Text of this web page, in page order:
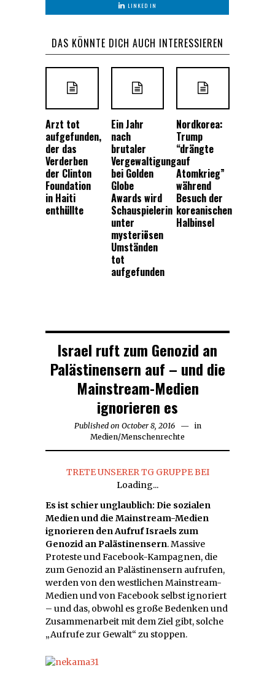
LINKED IN
DAS KÖNNTE DICH AUCH INTERESSIEREN
Arzt tot
aufgefunden,
der das
Verderben
der Clinton
Foundation
in Haiti
enthüllte
Ein Jahr
nach
brutaler
Vergewaltigung
bei Golden
Globe
Awards wird
Schauspielerin
unter
mysteriösen
Umständen
tot
aufgefunden
Nordkorea:
Trump
“drängte
auf
Atomkrieg”
während
Besuch der
koreanischen
Halbinsel
Israel ruft zum Genozid an
Palästinensern auf – und die
Mainstream-Medien
ignorieren es
Published on October 8, 2016October
8,
in
Medien/Menschenrechte
TRETE UNSERER TG GRUPPE BEI
Loading...
Es ist schier unglaublich: Die sozialen
Medien und die Mainstream-Medien
ignorieren den Aufruf Israels zum
Genozid an Palästinensern. Massive
Proteste und Facebook-Kampagnen, die
zum Genozid an Palästinensern aufrufen,
werden von den westlichen Mainstream-
Medien und von Facebook selbst ignoriert
– und das, obwohl es große Bedenken und
Zusammenarbeit mit dem Ziel gibt, solche
„Aufrufe zur Gewalt“ zu stoppen.